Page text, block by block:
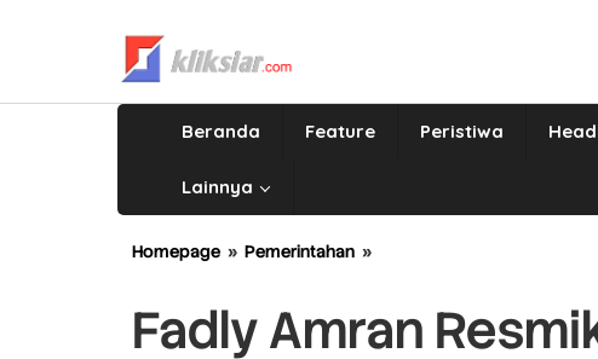
Beranda Feature Peristiwa
Lainnya
Homepage » Pemerintahan »
Revitalisasi
Masjid
Fadly Amran